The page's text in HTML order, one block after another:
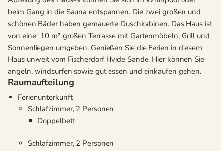
beim Gang in die Sauna entspannen. Die zwei großen und
schönen Bäder haben gemauerte Duschkabinen. Das Haus ist
von einer 10 m² großen Terrasse mit Gartenmöbeln, Grill und
Sonnenliegen umgeben. Genießen Sie die Ferien in diesem
Haus unweit vom Fischerdorf Hvide Sande. Hier können Sie
angeln, windsurfen sowie gut essen und einkaufen gehen.
Raumaufteilung
Ferienunterkunft
Schlafzimmer, 2 Personen
Doppelbett
Schlafzimmer, 2 Personen